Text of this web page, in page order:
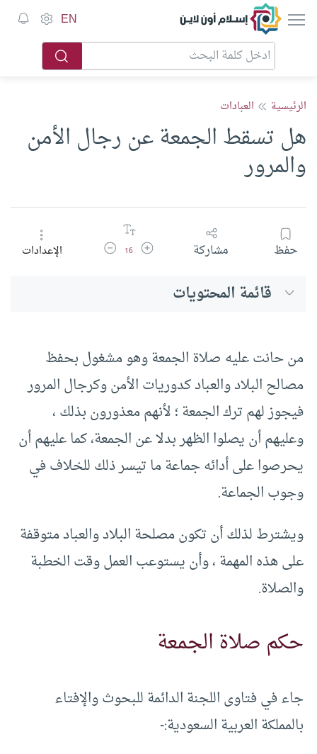
إسلام أون لاين EN
الرئيسية العبادات
هل تسقط الجمعة عن رجال الأمن
والمرور
حفظ مشاركة زيادة حجم الخط
16 تقليل حجم الخطالإعدادات
قائمة المحتويات
من حانت عليه صلاة الجمعة وهو مشغول بحفظ
مصالح البلاد والعباد كدوريات الأمن وكرجال المرور
فيجوز لهم ترك الجمعة ؛ لأنهم معذورون بذلك ،
وعليهم أن يصلوا الظهر بدلا عن الجمعة، كما عليهم أن
يحرصوا على أدائه جماعة ما تيسر ذلك للخلاف في
وجوب الجماعة.
ويشترط لذلك أن تكون مصلحة البلاد والعباد متوقفة
على هذه المهمة ، وأن يستوعب العمل وقت الخطبة
والصلاة.
حكم صلاة الجمعة
جاء في فتاوى اللجنة الدائمة للبحوث والإفتاء
بالمملكة العربية السعودية:-